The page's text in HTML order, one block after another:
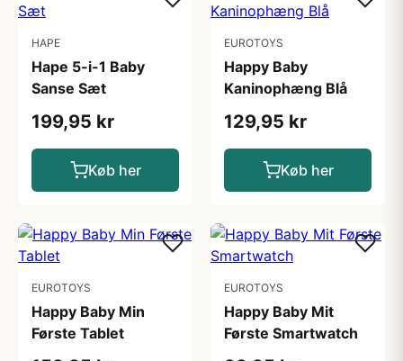
HAPE
Hape 5-i-1 Baby
Sanse Sæt
199,95 kr
Køb her
EUROTOYS
Happy Baby
Kaninophæng Blå
129,95 kr
Køb her
EUROTOYS
Happy Baby Min
Første Tablet
EUROTOYS
Happy Baby Mit
Første Smartwatch